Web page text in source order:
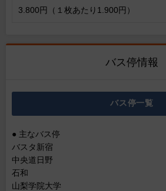
3.800円（１枚あたり1.900円）
バス停情報
バス停一覧
● 主なバス停
バスタ新宿
中央道日野
石和
山梨学院大学